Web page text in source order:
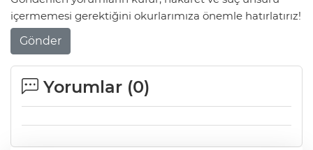
içermemesi gerektiğini okurlarımıza önemle hatırlatırız!
Gönder
Yorumlar (0)